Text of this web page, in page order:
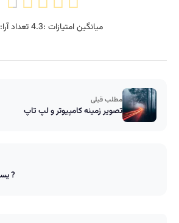
میانگین امتیازات :4.3تعداد آرا:
مطلب قبلی
تصویر زمینه کامپیوتر و لپ تاپ
یسب یعنی چه ?